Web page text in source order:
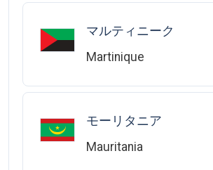
マルティニーク
Martinique
モーリタニア
Mauritania